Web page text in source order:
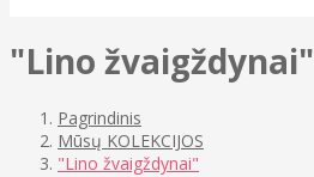
"Lino žvaigždynai"
Pagrindinis
Mūsų KOLEKCIJOS
"Lino žvaigždynai"